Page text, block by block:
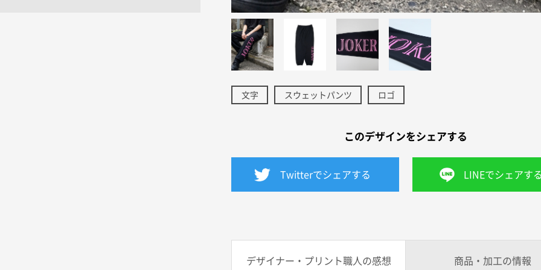
文字 スウェットパンツ ロゴ
このデザインをシェアする
Twitterでシェアする LINEでシェアす
デザイナー・プリント職人の感想 商品・加工の情報